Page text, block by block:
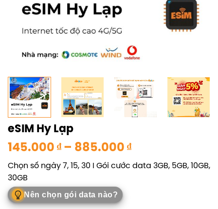
eSIM Hy Lạp
145.000 ₫ – 885.000 ₫Khoảng
giá:
từ
Chọn số ngày 7, 15, 30 I Gói cước data 3GB, 5GB, 10GB,
30GB
Nên chọn gói data nào?